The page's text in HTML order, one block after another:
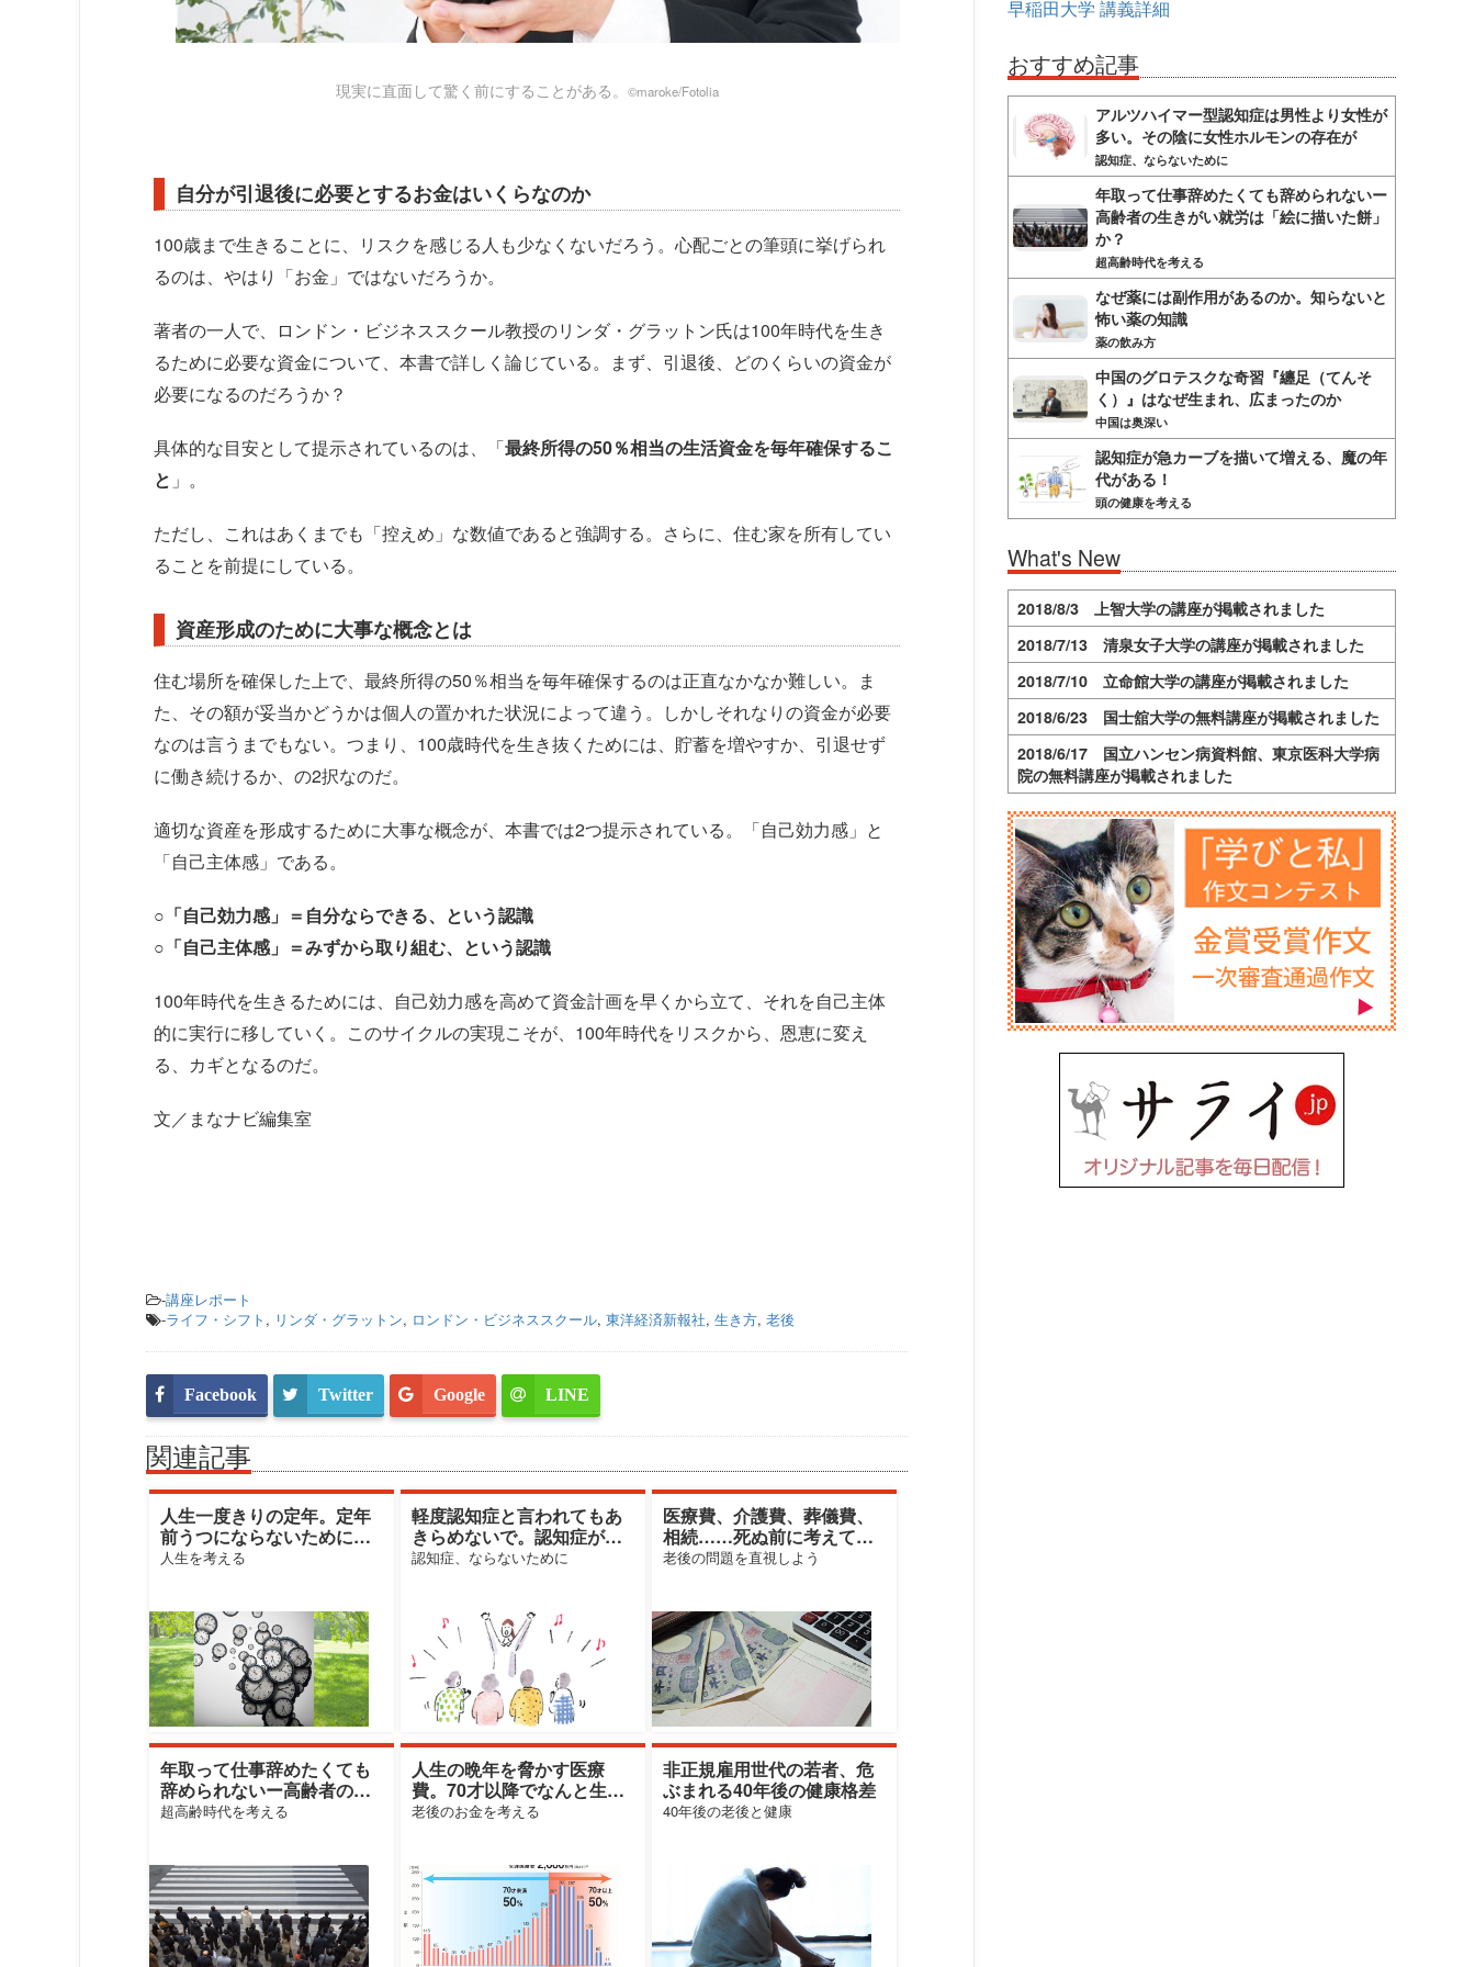
現実に直面して驚く前にすることがある。 ©maroke/Fotolia
自分が引退後に必要とするお金はいくらなのか
100歳まで生きることに、リスクを感じる人も少なくないだろう。心配ごとの筆頭に挙げられ
るのは、やはり「お金」ではないだろうか。
著者の一人で、ロンドン・ビジネススクール教授のリンダ・グラットン氏は100年時代を生き
るために必要な資金について、本書で詳しく論じている。まず、引退後、どのくらいの資金が
必要になるのだろうか？
具体的な目安として提示されているのは、「最終所得の50％相当の生活資金を毎年確保するこ
と 」。
ただし、これはあくまでも「控えめ」な数値であると強調する。さらに、住む家を所有してい
ることを前提にしている。
資産形成のために大事な概念とは
住む場所を確保した上で、最終所得の50％相当を毎年確保するのは正直なかなか難しい。ま
た、その額が妥当かどうかは個人の置かれた状況によって違う。しかしそれなりの資金が必要
なのは言うまでもない。つまり、100歳時代を生き抜くためには、貯蓄を増やすか、引退せず
に働き続けるか、の2択なのだ。
適切な資産を形成するために大事な概念が、本書では2つ提示されている。「自己効力感」と
「自己主体感」である。
○ 「自己効力感」＝自分ならできる、という認識
○ 「自己主体感」＝みずから取り組む、という認識
100年時代を生きるためには、自己効力感を高めて資金計画を早くから立て、それを自己主体
的に実行に移していく。このサイクルの実現こそが、100年時代をリスクから、恩恵に変え
る、カギとなるのだ。
文／まなナビ編集室
-講座レポート
-ライフ・シフト , リンダ・グラットン, ロンドン・ビジネススクール, 東洋経済新報社, 生き方, 老後
Facebook Twitter Google LINE
関連記事
人生一度きりの定年。定年
前うつにならないために心
がけるべきこと
人生を考える
軽度認知症と言われてもあ
きらめないで。認知症が進
行しない人の割合は？
認知症、ならないために
医療費、介護費、葬儀費、
相続……死ぬ前に考えてお
きたい4つのお金
老後の問題を直視しよう
年取って仕事辞めたくても
辞められないー高齢者の生
きがい就労は「絵に描いた
超高齢時代を考える
人生の晩年を脅かす医療
費。70才以降でなんと生涯
医療費の〇〇を！
老後のお金を考える
非正規雇用世代の若者、危
ぶまれる40年後の健康格差
40年後の老後と健康
早稲田大学 講義詳細
おすすめ記事
アルツハイマー型認知症は男性より女性が
多い。その陰に女性ホルモンの存在が
認知症、ならないために
年取って仕事辞めたくても辞められないー
高齢者の生きがい就労は「絵に描いた餅」
か？
超高齢時代を考える
なぜ薬には副作用があるのか。知らないと
怖い薬の知識
薬の飲み方
中国のグロテスクな奇習『纏足（てんそ
く）』はなぜ生まれ、広まったのか
中国は奥深い
認知症が急カーブを描いて増える、魔の年
代がある！
頭の健康を考える
What's New
2018/8/3 上智大学の講座が掲載されました
2018/7/13 清泉女子大学の講座が掲載されました
2018/7/10 立命館大学の講座が掲載されました
2018/6/23 国士舘大学の無料講座が掲載されました
2018/6/17 国立ハンセン病資料館、東京医科大学病
院の無料講座が掲載されました